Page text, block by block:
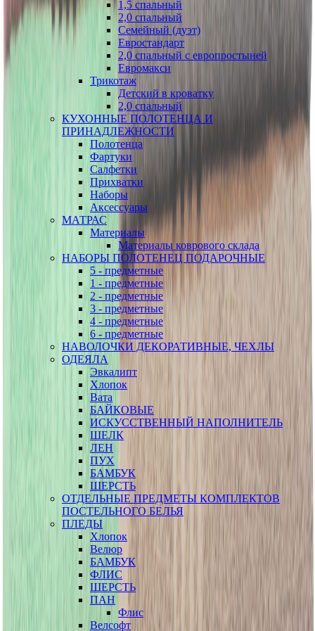
1,5 спальный
2,0 спальный
Семейный (дуэт)
Евростандарт
2,0 спальный с европростыней
Евромакси
Трикотаж
Детский в кроватку
2,0 спальный
КУХОННЫЕ ПОЛОТЕНЦА И
ПРИНАДЛЕЖНОСТИ
Полотенца
Фартуки
Салфетки
Прихватки
Наборы
Аксессуары
МАТРАС
Материалы
Материалы коврового склада
НАБОРЫ ПОЛОТЕНЕЦ ПОДАРОЧНЫЕ
5 - предметные
1 - предметные
2 - предметные
3 - предметные
4 - предметные
6 - предметные
НАВОЛОЧКИ ДЕКОРАТИВНЫЕ, ЧЕХЛЫ
ОДЕЯЛА
Эвкалипт
Хлопок
Вата
БАЙКОВЫЕ
ИСКУССТВЕННЫЙ НАПОЛНИТЕЛЬ
ШЕЛК
ЛЕН
ПУХ
БАМБУК
ШЕРСТЬ
ОТДЕЛЬНЫЕ ПРЕДМЕТЫ КОМПЛЕКТОВ
ПОСТЕЛЬНОГО БЕЛЬЯ
ПЛЕДЫ
Хлопок
Велюр
БАМБУК
ФЛИС
ШЕРСТЬ
ПАН
Флис
Велсофт